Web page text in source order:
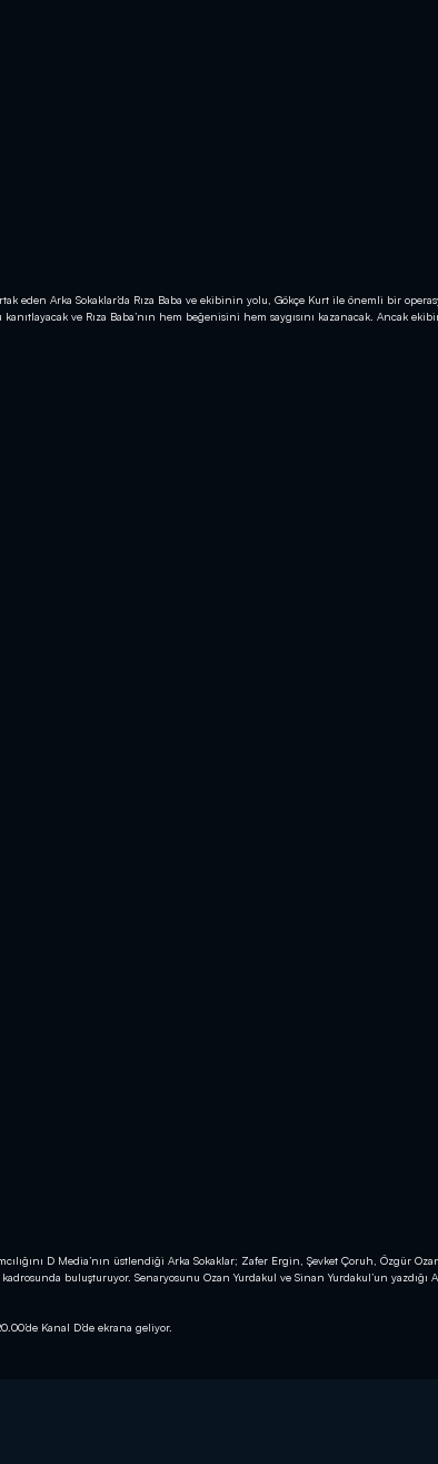
eden Arka Sokaklar’da Rıza Baba ve ekibinin yolu, Gökçe Kurt ile önemli bir
ve Rıza Baba’nın hem beğenisini hem saygısını kazanacak. Ancak
D Media’nın üstlendiği Arka Sokaklar; Zafer Ergin, Şevket Çoruh, Özgür
kadrosunda buluşturuyor. Senaryosunu Ozan Yurdakul ve Sinan Yurdakul’un
Kanal D’de ekrana geliyor.